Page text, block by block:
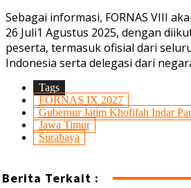
Sebagai informasi, FORNAS VIII
26 Juli1 Agustus 2025, dengan
peserta, termasuk ofisial dari
Indonesia serta delegasi dari
Tags
FORNAS IX 2027
Gubernur Jatim Khofifah Indar
Jawa Timur
Surabaya
Berita Terkait :